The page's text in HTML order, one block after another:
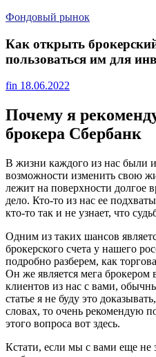
Фондовый рынок
Как открыть
пользоваться им для
fin 18.06.2022
Почему я
брокера Сбербанк
В жизни каждого из нас были и
возможности изменить свою
лежит на поверхности долгое
дело. Кто-то из нас ее
кто-то так и не узнает, что
Одним из таких шансов
брокерского счета у нашего
подробно разберем, как
Он же является мега брокером
клиентов из нас с вами,
статье я не буду это
словах, то очень рекомендую
этого вопроса вот здесь.
Кстати, если мы с вами еще не